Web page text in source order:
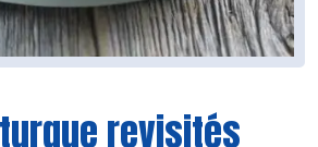
revisités